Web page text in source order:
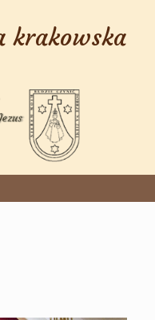
krakowska